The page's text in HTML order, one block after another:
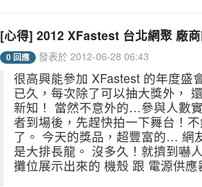
[心得] 2012 XFastest 台北網聚 廠
0 回應 發表於 2012-06-28 06:43
很高興能參加 XFastest 的年度盛
已久，每次除了可以抽大獎外，
新知！ 當然不意外的…參與人數
者到場後，先趕快拍一下舞台！
了。 今天的獎品，超豐富的… 網
是大排長龍。 沒多久！就擠到嚇
攤位展示出來的 機殼 跟 電源供應